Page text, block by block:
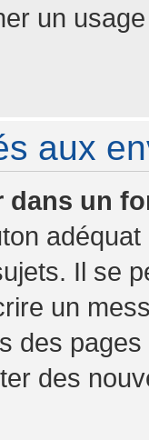
un
aux
dans un
Il se
un
des
des